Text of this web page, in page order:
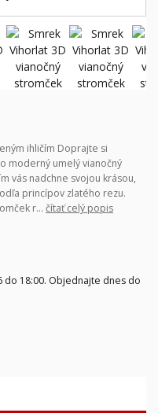
ihličím Doprajte si
moderný umelý vianočný
vás nadchne svojou krásou,
princípov zlatého rezu.
r... čítať celý popis
do 18:00. Objednajte dnes do